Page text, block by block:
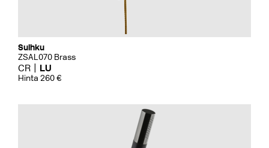
Suihku
ZSAL070 Brass
CR LU
Hinta 260 €